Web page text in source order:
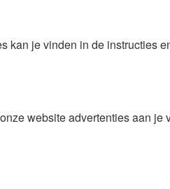
kan je vinden in de instructies
website advertenties aan